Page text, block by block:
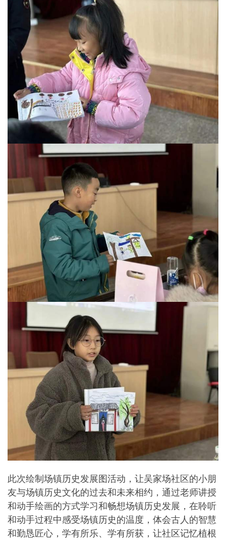
此次绘制场镇历史发展图活动，让吴家场社区的小朋
友与场镇历史文化的过去和未来相约，通过老师讲授
和动手绘画的方式学习和畅想场镇历史发展，在聆听
和动手过程中感受场镇历史的温度，体会古人的智慧
和勤恳匠心，学有所乐、学有所获，让社区记忆植根